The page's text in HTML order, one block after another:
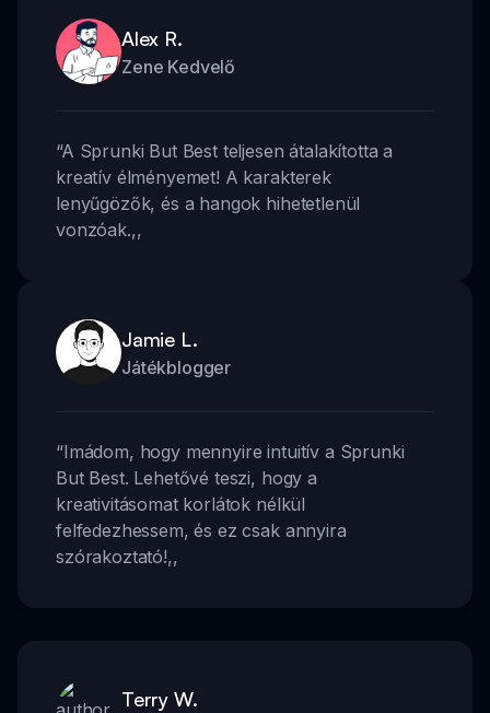
Alex R.
Zene Kedvelő
“A Sprunki But Best teljesen átalakította a
kreatív élményemet! A karakterek
lenyűgözők, és a hangok hihetetlenül
vonzóak.,,
Jamie L.
Játékblogger
“Imádom, hogy mennyire intuitív a Sprunki
But Best. Lehetővé teszi, hogy a
kreativitásomat korlátok nélkül
felfedezhessem, és ez csak annyira
szórakoztató!,,
Terry W.